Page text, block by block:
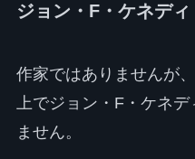
ジョン・F・ケネディ
作家ではありませんが
上でジョン・F・ケネ
ません。